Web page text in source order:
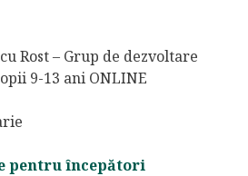
Rost – Grup de dezvoltare
9-13 ani ONLINE
pentru începători